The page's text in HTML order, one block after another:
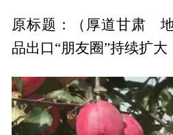
原标题：（厚道甘肃
品出口“朋友圈”持续扩大